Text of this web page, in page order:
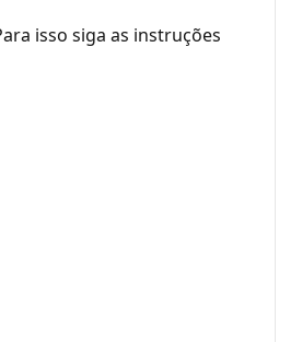
isso siga as instruções